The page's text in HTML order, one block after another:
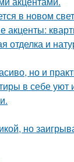
в новом
акценты:
отделка и
но и
в себе уют
но